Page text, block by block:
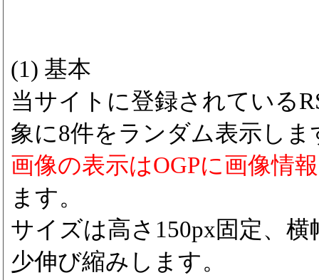
(1) 基本
当サイトに登録されている
象に8件をランダム表示しま
画像の表示はOGPに画像情
ます。
サイズは高さ150px固定、
少伸び縮みします。